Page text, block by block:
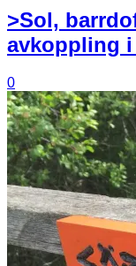
>Sol,
avkoppling
0